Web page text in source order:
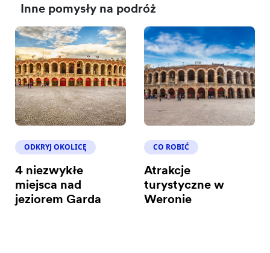
Inne pomysły na podróż
ODKRYJ OKOLICĘ
4 niezwykłe
miejsca nad
jeziorem Garda
CO ROBIĆ
Atrakcje
turystyczne w
Weronie